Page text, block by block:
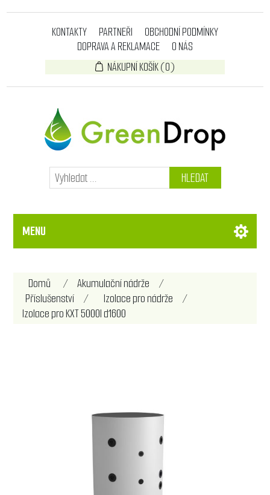
KONTAKTY PARTNEŘI
OBCHODNÍ PODMÍNKY
DOPRAVA A REKLAMACE
O NÁS
NÁKUPNÍ KOŠÍK(0)
HLEDAT
MENU
Domů / Akumulační nádrže
/
Příslušenství
/ Izolace pro nádrže
/
Izolace pro KXT 5000l d1600